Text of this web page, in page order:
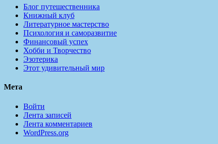
Блог путешественника
Книжный клуб
Литературное мастерство
Психология и саморазвитие
Финансовый успех
Хобби и Творчество
Эзотерика
Этот удивительный мир
Мета
Войти
Лента записей
Лента комментариев
WordPress.org